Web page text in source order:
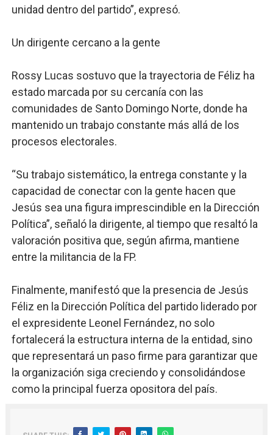
unidad dentro del partido”, expresó.
Un dirigente cercano a la gente
Rossy Lucas sostuvo que la trayectoria de Féliz ha
estado marcada por su cercanía con las
comunidades de Santo Domingo Norte, donde ha
mantenido un trabajo constante más allá de los
procesos electorales.
“Su trabajo sistemático, la entrega constante y la
capacidad de conectar con la gente hacen que
Jesús sea una figura imprescindible en la Dirección
Política”, señaló la dirigente, al tiempo que resaltó la
valoración positiva que, según afirma, mantiene
entre la militancia de la FP.
Finalmente, manifestó que la presencia de Jesús
Féliz en la Dirección Política del partido liderado por
el expresidente Leonel Fernández, no solo
fortalecerá la estructura interna de la entidad, sino
que representará un paso firme para garantizar que
la organización siga creciendo y consolidándose
como la principal fuerza opositora del país.